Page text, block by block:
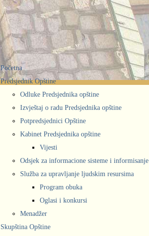
Početna
Predsjednik Opštine
Odluke Predsjednika opštine
Izvještaj o radu Predsjednika opštine
Potpredsjednici Opštine
Kabinet Predsjednika opštine
Vijesti
Odsjek za informacione sisteme i informisanje
Služba za upravljanje ljudskim resursima
Program obuka
Oglasi i konkursi
Menadžer
Skupština Opštine